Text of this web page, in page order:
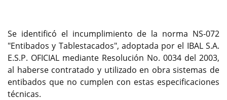
Se identificó el incumplimiento de la norma NS-072
"Entibados y Tablestacados", adoptada por el IBAL S.A.
E.S.P. OFICIAL mediante Resolución No. 0034 del 2003,
al haberse contratado y utilizado en obra sistemas de
entibados que no cumplen con estas especificaciones
técnicas.